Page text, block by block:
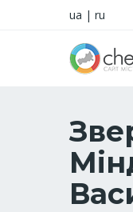
ua | ru